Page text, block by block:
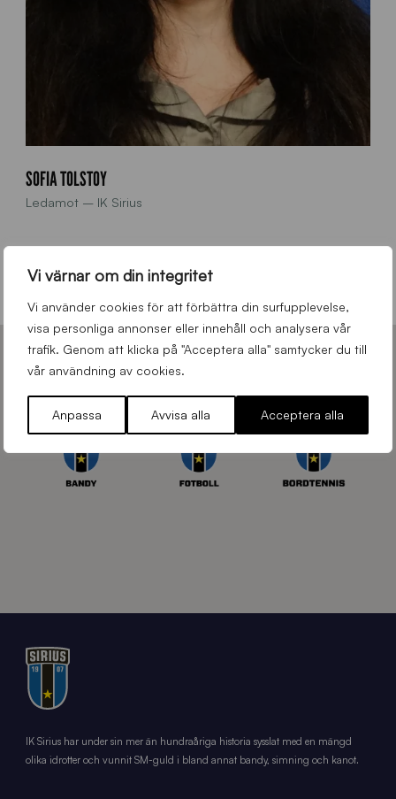
Vi värnar om din integritet
Vi använder cookies för att förbättra din surfupplevelse,
visa personliga annonser eller innehåll och analysera vår
trafik. Genom att klicka på "Acceptera alla" samtycker du till
vår användning av cookies.
Anpassa Avvisa alla Acceptera alla
SOFIA TOLSTOY
Ledamot – IK Sirius
070-580 05 01
sofiatolstoy@gmail.com
KLUBBEN SIRIUS
IK Sirius har under sin mer än hundraåriga historia sysslat med en mängd
olika idrotter och vunnit SM-guld i bland annat bandy, simning och kanot.